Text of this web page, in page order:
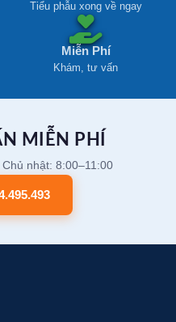
Tiểu phẫu xong về ngay
Miễn Phí
Khám, tư vấn
MIỄN PHÍ
nhật: 8:00–11:00